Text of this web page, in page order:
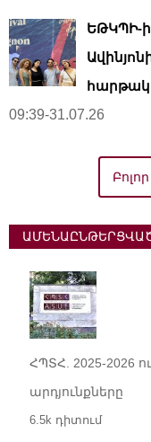
ԵԹԿՊԻ-ի
09:39-31.07.26
ՀՊՏՀ. 2025-2026
արդյունքները
6.5k դիտում